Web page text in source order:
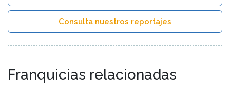
Consulta nuestros reportajes
Franquicias relacionadas